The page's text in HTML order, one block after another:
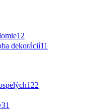
12
dekorácií11
122
31